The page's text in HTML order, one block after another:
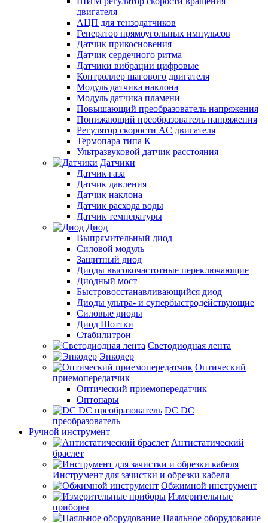
двигателя
АЦП для тензодатчиков
Генератор прямоугольных импульсов
Датчик прикосновения
Датчик сердечного ритма
Датчики вибрации цифровые
Контроллер шагового двигателя
Модуль датчика наклона
Модуль датчика пламени
Повышающий преобразователь напряжения
Понижающий преобразователь напряжения
Регулятор скорости AC двигателя
Термопара типа К
Ультразвуковой датчик расстояния
Датчики
Датчик газа
Датчик давления
Датчик наклона
Датчик расхода воды
Датчик температуры
Диод
Выпрямительный диод
Силовой модуль
Защитный диод
Диоды высокочастотные переключающие
Диодный мост
Быстровосстанавливающийся диод
Диоды ультра- и супербыстродействующие
Силовые диоды
Диод Шоттки
Стабилитрон
Светодиодная лента
Энкодер
Оптический
приемопередатчик
Оптический приемопередатчик
Оптопары
DC DC
преобразователь
Ручной инструмент
Антистатический
браслет
Инструмент для зачистки и обрезки кабеля
Обжимной инструмент
Измерительные
приборы
Паяльное оборудование